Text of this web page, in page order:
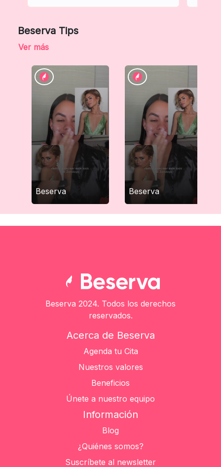
Beserva Tips
Ver más
Beserva Beserva
Beserva 2024. Todos los derechos
reservados.
Acerca de Beserva
Agenda tu Cita
Nuestros valores
Beneficios
Únete a nuestro equipo
Información
Blog
¿Quiénes somos?
Suscríbete al newsletter